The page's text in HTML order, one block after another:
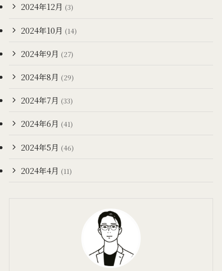
2024年12月 (3)
2024年10月 (14)
2024年9月 (27)
2024年8月 (29)
2024年7月 (33)
2024年6月 (41)
2024年5月 (46)
2024年4月 (11)